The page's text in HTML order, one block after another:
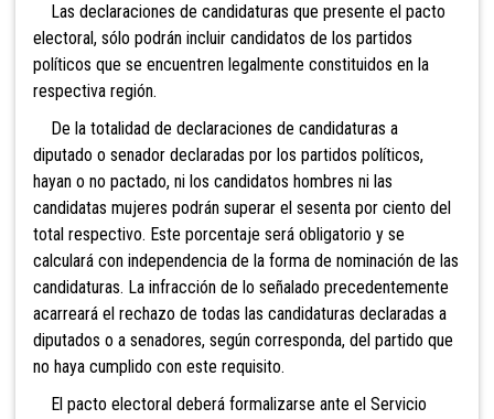
Las declaraciones de candidaturas que presente el pacto
electoral, sólo podrán incluir candidatos de los partidos
políticos que se encuentren legalmente constituidos en la
respectiva región.
De la totalidad de declaraciones de candidaturas a
diputado o senador declaradas por los partidos políticos,
hayan o no pactado, ni los candidatos hombres ni las
candidatas mujeres podrán superar el sesenta por ciento del
total respectivo. Este porcentaje será obligatorio y se
calculará con independencia de la forma de nominación de las
candidaturas. La infracción de lo señalado precedentemente
acarreará el rechazo de todas las candidaturas declaradas a
diputados o a senadores, según corresponda, del partido que
no haya cumplido con este requisito.
El pacto electoral deberá formalizarse ante el Servicio